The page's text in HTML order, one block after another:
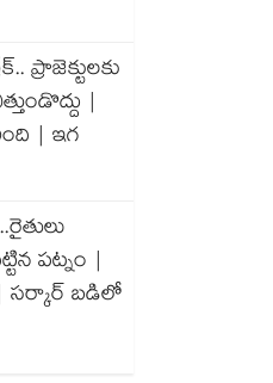
ప్రాజెక్టులకు
|
| ఇగ
పట్నం |
సర్కార్ బడిలో